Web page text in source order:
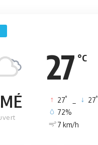
27 °C
27° 27°
72%
7 km/h